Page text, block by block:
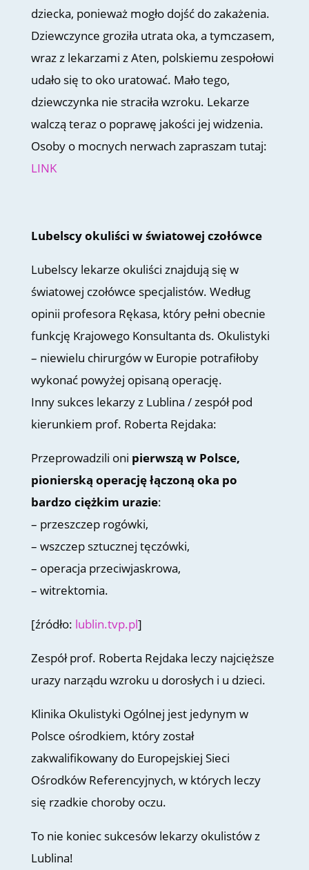
dziecka, ponieważ mogło dojść do zakażenia.
Dziewczynce groziła utrata oka, a tymczasem,
wraz z lekarzami z Aten, polskiemu zespołowi
udało się to oko uratować. Mało tego,
dziewczynka nie straciła wzroku. Lekarze
walczą teraz o poprawę jakości jej widzenia.
Osoby o mocnych nerwach zapraszam tutaj:
LINK
Lubelscy okuliści w światowej czołówce
Lubelscy lekarze okuliści znajdują się w
światowej czołówce specjalistów. Według
opinii profesora Rękasa, który pełni obecnie
funkcję Krajowego Konsultanta ds. Okulistyki
– niewielu chirurgów w Europie potrafiłoby
wykonać powyżej opisaną operację.
Inny sukces lekarzy z Lublina / zespół pod
kierunkiem prof. Roberta Rejdaka:
Przeprowadzili oni pierwszą w Polsce,
pionierską operację łączoną oka po
bardzo ciężkim urazie:
– przeszczep rogówki,
– wszczep sztucznej tęczówki,
– operacja przeciwjaskrowa,
– witrektomia.
[źródło: lublin.tvp.pl]
Zespół prof. Roberta Rejdaka leczy najcięższe
urazy narządu wzroku u dorosłych i u dzieci.
Klinika Okulistyki Ogólnej jest jedynym w
Polsce ośrodkiem, który został
zakwalifikowany do Europejskiej Sieci
Ośrodków Referencyjnych, w których leczy
się rzadkie choroby oczu.
To nie koniec sukcesów lekarzy okulistów z
Lublina!